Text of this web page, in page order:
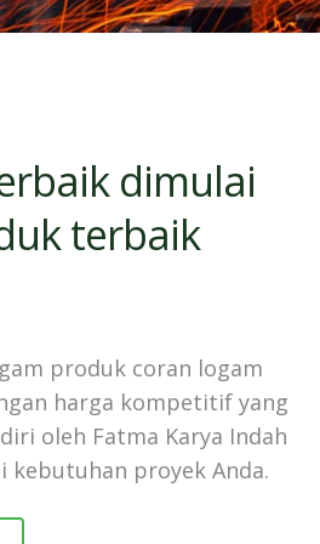
dimulai
terbaik
produk coran logam
harga kompetitif yang
oleh Fatma Karya Indah
kebutuhan proyek Anda.